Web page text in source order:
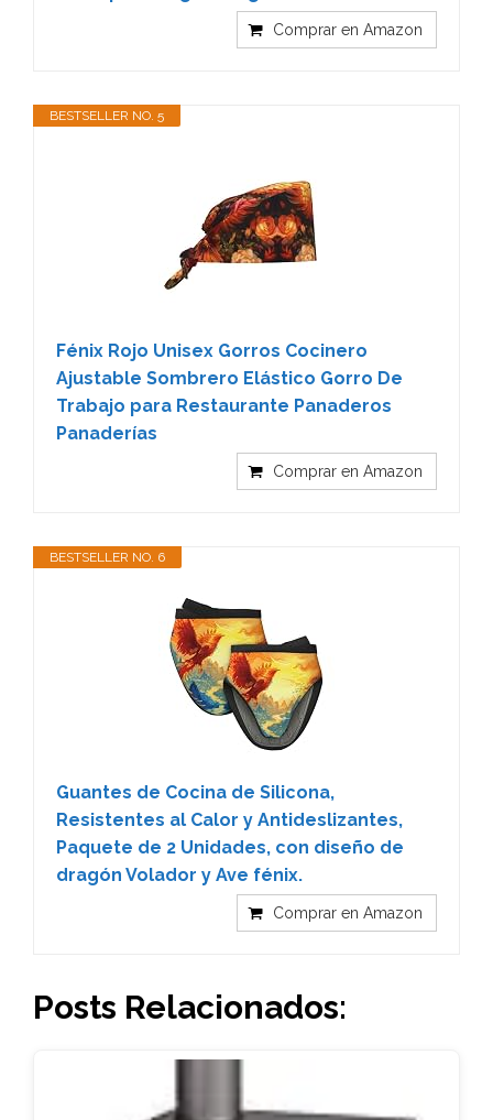
Comprar en Amazon
BESTSELLER NO. 5
Fénix Rojo Unisex Gorros Cocinero
Ajustable Sombrero Elástico Gorro De
Trabajo para Restaurante Panaderos
Panaderías
Comprar en Amazon
BESTSELLER NO. 6
Guantes de Cocina de Silicona,
Resistentes al Calor y Antideslizantes,
Paquete de 2 Unidades, con diseño de
dragón Volador y Ave fénix.
Comprar en Amazon
Posts Relacionados: